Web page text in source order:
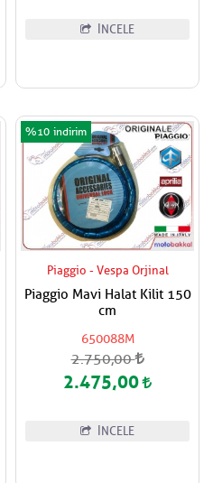
İNCELE
Piaggio - Vespa Orjinal
Piaggio Mavi Halat Kilit 150
cm
650088M
%10
2.750,00
2.475,00
İNCELE